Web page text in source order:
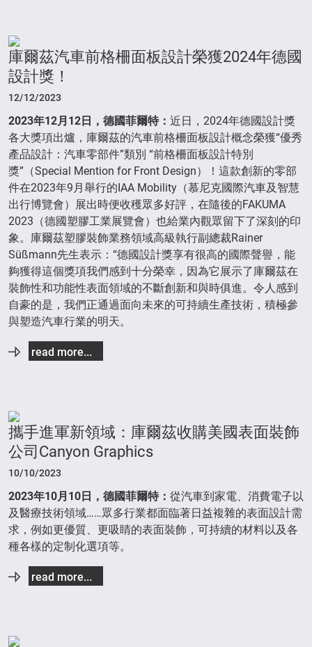
庫爾茲汽車前格柵面板設計榮獲2024年德國
設計獎！
12/12/2023
2023年12月 12 日，德國菲爾特： 近日，2024年德國設計獎
各大獎項出爐，庫爾茲的汽車前格柵面板設計概念榮獲“優秀
產品設計：汽車零部件”類別 “前格柵面板設計特別
獎”（Special Mention for Front Design）！這款創新的零部
件在2023年9月舉行的IAA Mobility（慕尼克國際汽車及智慧
出行博覽會）展出時便收穫眾多好評，在隨後的FAKUMA
2023（德國塑膠工業展覽會）也給業內觀眾留下了深刻的印
象。庫爾茲塑膠裝飾業務領域高級執行副總裁Rainer
Süßmann先生表示：“德國設計獎享有很高的國際聲譽，能
夠獲得這個獎項我們感到十分榮幸，因為它展示了庫爾茲在
裝飾性和功能性表面領域的不斷創新和與時俱進。令人感到
自豪的是，我們正通過面向未來的可持續生產技術，積極參
與塑造汽車行業的明天。
read more...
攜手進軍新領域：庫爾茲收購美國表面裝飾
公司Canyon Graphics
10/10/2023
2023年10月10日，德國菲爾特： 從汽車到家電、消費電子以
及醫療技術領域……眾多行業都面臨著日益複雜的表面設計需
求，例如更優質、更吸睛的表面裝飾，可持續的材料以及各
種各樣的定制化選項等。
read more...